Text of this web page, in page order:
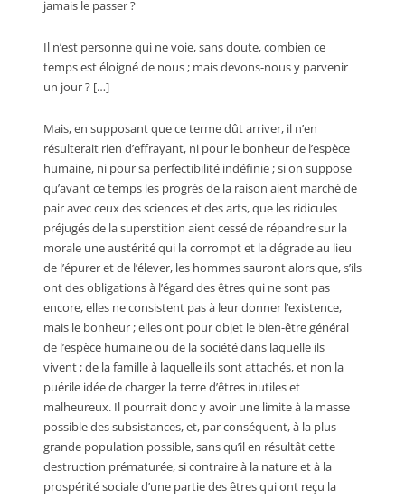
jamais le passer ?
Il n’est personne qui ne voie, sans doute, combien ce
temps est éloigné de nous ; mais devons-nous y parvenir
un jour ? […]
Mais, en supposant que ce terme dût arriver, il n’en
résulterait rien d’effrayant, ni pour le bonheur de l’espèce
humaine, ni pour sa perfectibilité indéfinie ; si on suppose
qu’avant ce temps les progrès de la raison aient marché de
pair avec ceux des sciences et des arts, que les ridicules
préjugés de la superstition aient cessé de répandre sur la
morale une austérité qui la corrompt et la dégrade au lieu
de l’épurer et de l’élever, les hommes sauront alors que, s’ils
ont des obligations à l’égard des êtres qui ne sont pas
encore, elles ne consistent pas à leur donner l’existence,
mais le bonheur ; elles ont pour objet le bien-être général
de l’espèce humaine ou de la société dans laquelle ils
vivent ; de la famille à laquelle ils sont attachés, et non la
puérile idée de charger la terre d’êtres inutiles et
malheureux. Il pourrait donc y avoir une limite à la masse
possible des subsistances, et, par conséquent, à la plus
grande population possible, sans qu’il en résultât cette
destruction prématurée, si contraire à la nature et à la
prospérité sociale d’une partie des êtres qui ont reçu la